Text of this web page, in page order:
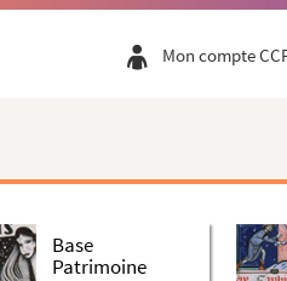
Mon compte
Base
Patrimoine